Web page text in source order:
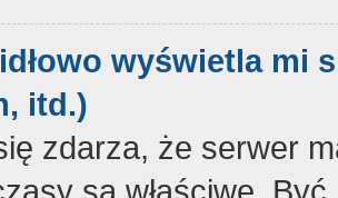
wyświetla mi
itd.)
zdarza, że serwer